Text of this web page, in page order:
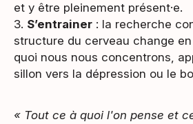
et y être pleinement présent·e.
3. S’entrainer : la recherche
structure du cerveau change
quoi nous nous concentrons,
sillon vers la dépression ou le
« Tout ce à quoi l'on pense et